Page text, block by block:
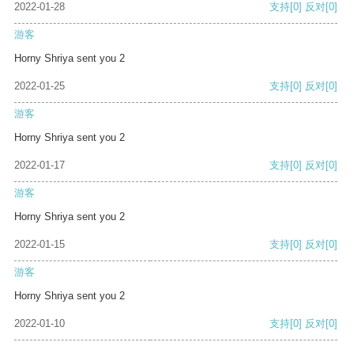
2022-01-28 支持[0] 反对[0]
游客
Horny Shriya sent you 2
2022-01-25 支持[0] 反对[0]
游客
Horny Shriya sent you 2
2022-01-17 支持[0] 反对[0]
游客
Horny Shriya sent you 2
2022-01-15 支持[0] 反对[0]
游客
Horny Shriya sent you 2
2022-01-10 支持[0] 反对[0]